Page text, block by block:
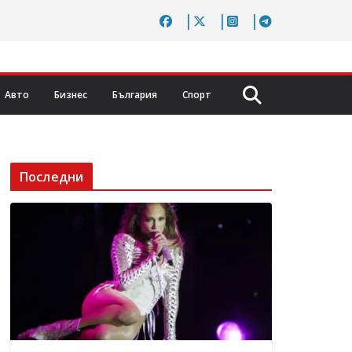
Авто Бизнес България Спорт
Последни